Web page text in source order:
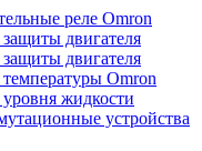
реле Omron
двигателя
двигателя
температуры Omron
уровня жидкости
устройства